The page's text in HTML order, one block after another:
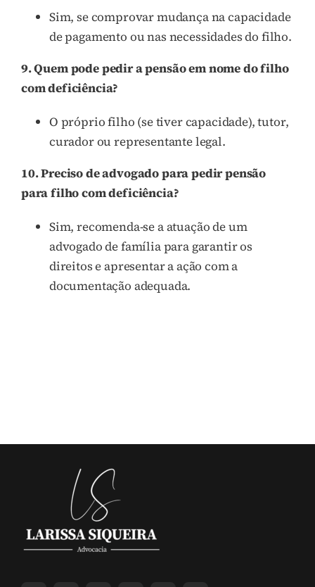
Sim, se comprovar mudança na capacidade
de pagamento ou nas necessidades do filho.
9. Quem pode pedir a pensão em nome do filho
com deficiência?
O próprio filho (se tiver capacidade), tutor,
curador ou representante legal.
10. Preciso de advogado para pedir pensão
para filho com deficiência?
Sim, recomenda-se a atuação de um
advogado de família para garantir os
direitos e apresentar a ação com a
documentação adequada.